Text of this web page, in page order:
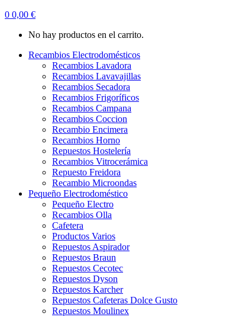
0 0,00 €
No hay productos en el carrito.
Recambios Electrodomésticos
Recambios Lavadora
Recambios Lavavajillas
Recambios Secadora
Recambios Frigoríficos
Recambios Campana
Recambios Coccion
Recambio Encimera
Recambios Horno
Repuestos Hostelería
Recambios Vitrocerámica
Repuesto Freidora
Recambio Microondas
Pequeño Electrodoméstico
Pequeño Electro
Recambios Olla
Cafetera
Productos Varios
Repuestos Aspirador
Repuestos Braun
Repuestos Cecotec
Repuestos Dyson
Repuestos Karcher
Repuestos Cafeteras Dolce Gusto
Repuestos Moulinex